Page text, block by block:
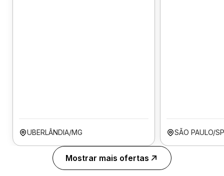
UBERLÂNDIA/MG SÃO PAULO/SP
Mostrar mais ofertas